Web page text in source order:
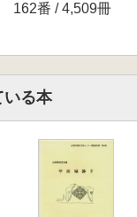
162番 / 4,509冊
いる本